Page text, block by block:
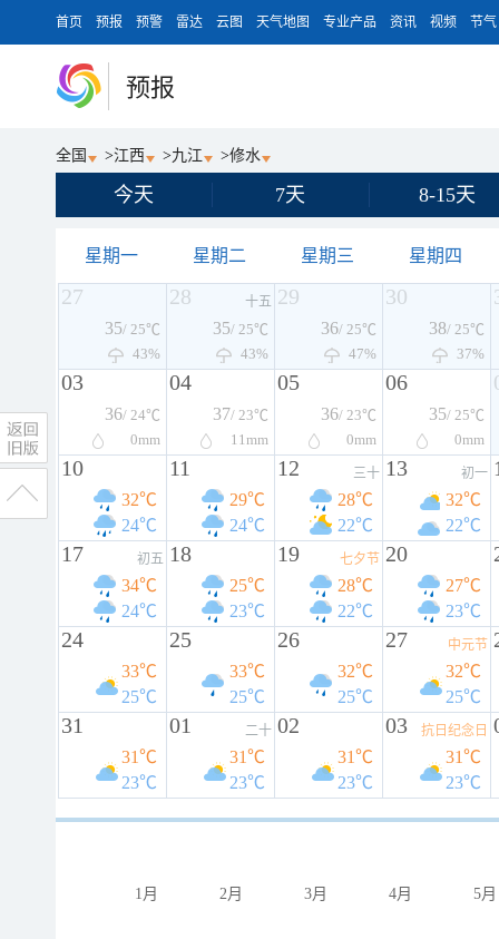
首页 预报 预警 雷达 云图 天气地图 专业产品 资讯 视频 节气
预报
全国 >江西 >九江 >修水
今天 7天 8-15天
星期一 星期二 星期三 星期四
27
35/ 25℃
43%
28 十五
35/ 25℃
43%
29
36/ 25℃
47%
30
38/ 25℃
37%
03
36/ 24℃
0mm
04
37/ 23℃
11mm
05
36/ 23℃
0mm
06
35/ 25℃
0mm
10
32℃
24℃
11
29℃
24℃
12 三十
28℃
22℃
13 初一
32℃
22℃
17 初五
34℃
24℃
18
25℃
23℃
19 七夕节
28℃
22℃
20
27℃
23℃
24
33℃
25℃
25
33℃
25℃
26
32℃
25℃
27 中元节
32℃
25℃
31
31℃
23℃
01 二十
31℃
23℃
02
31℃
23℃
03 抗日纪念日
31℃
23℃
1月 2月 3月 4月 5月